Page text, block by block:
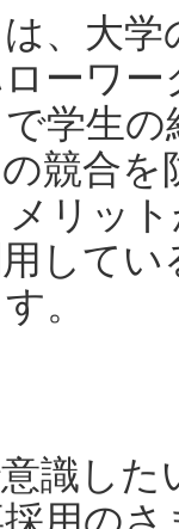
、大
ーワ
学生
競合
リッ
して
。
識し
用の